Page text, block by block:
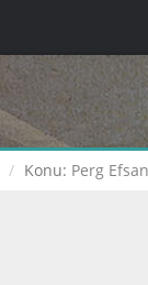
Konu: Perg